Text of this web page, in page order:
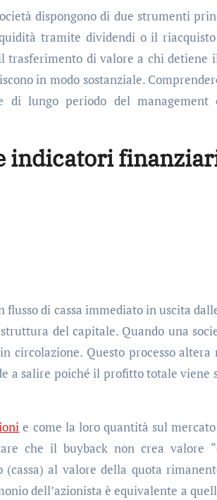
tramite dividendi o il
trasferimento di valore a chi detiene
in modo sostanziale.
di lungo periodo del
indicatori
di cassa immediato in uscita
del capitale. Quando una
Questo processo altera
a salire poiché il profitto totale viene
e come la loro quantità sul
che il buyback non crea valore
al valore della quota
dell’azionista è equivalente a